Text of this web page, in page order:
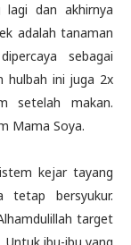
lagi dan akhirnya
adalah tanaman
sebagai
hulbah ini juga 2x
setelah makan.
Mama Soya.
kejar tayang
tetap bersyukur.
target